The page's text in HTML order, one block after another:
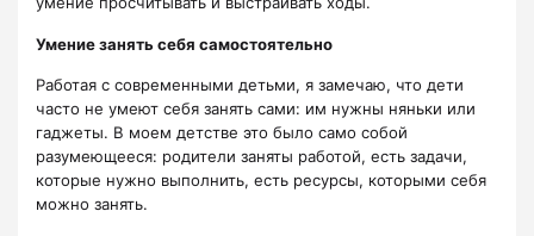
Умение занять себя самостоятельно
Работая с современными детьми, я замечаю, что дети
часто не умеют себя занять сами: им нужны няньки или
гаджеты. В моем детстве это было само собой
разумеющееся: родители заняты работой, есть задачи,
которые нужно выполнить, есть ресурсы, которыми себя
можно занять.